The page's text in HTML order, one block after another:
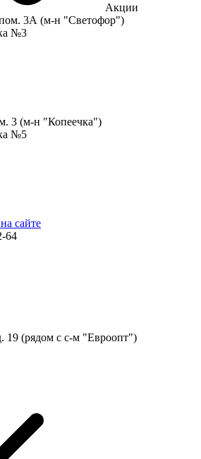
Акции
пом. 3А (м-н "Светофор")
№3
3 (м-н "Копеечка")
№5
сайте
64
19 (рядом с с-м "Евроопт")